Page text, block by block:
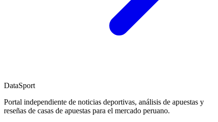
DataSport
Portal independiente de noticias deportivas, análisis de apuestas y
reseñas de casas de apuestas para el mercado peruano.